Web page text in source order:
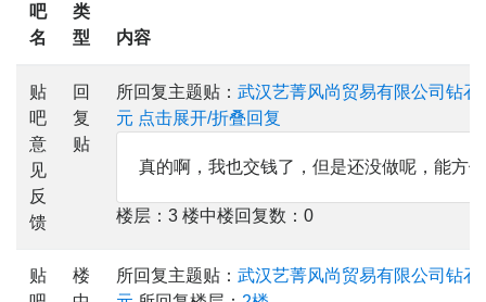
吧
名
类
型
内容
贴
吧
意
见
反
馈
回
复
贴
所回复主题贴： 武汉艺菁风尚贸易有限公司钻
元 点击展开/折叠回复
真的啊，我也交钱了，但是还没做呢，能方
楼层：3 楼中楼回复数：0
贴
楼
所回复主题贴： 武汉艺菁风尚贸易有限公司钻